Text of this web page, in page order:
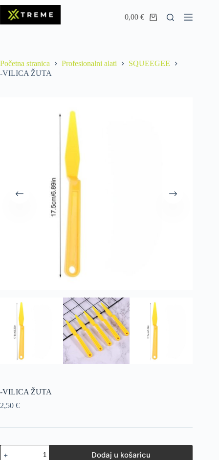
0,00€
Početna stranica Profesionalni alati
SQUEEGEE
-VILICA ŽUTA
-VILICA ŽUTA
2,50 €
Dodaj u košaricu